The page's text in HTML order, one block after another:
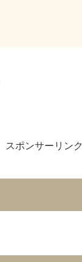
スポンサーリンク